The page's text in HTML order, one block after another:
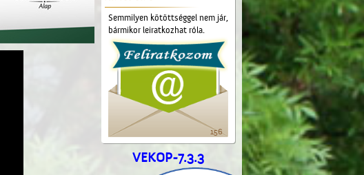
Semmilyen kötöttséggel nem jár,
bármikor leiratkozhat róla.
156
VEKOP-7.3.3